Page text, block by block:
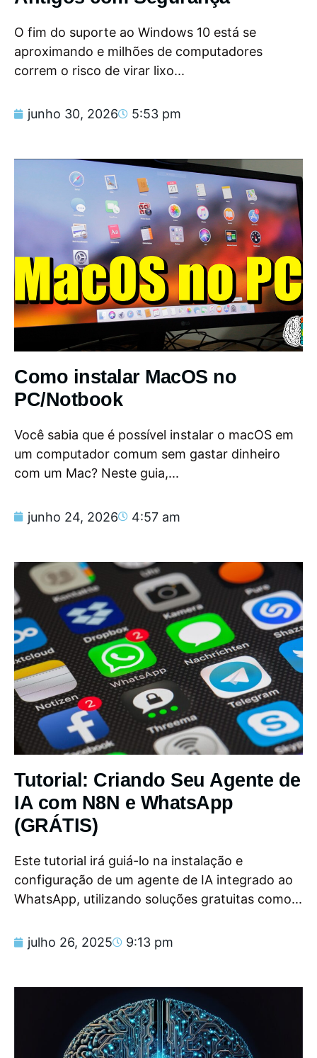
O fim do suporte ao Windows 10 está se
aproximando e milhões de computadores
correm o risco de virar lixo...
junho 30, 2026 5:53 pm
Como instalar MacOS no
PC/Notbook
Você sabia que é possível instalar o macOS em
um computador comum sem gastar dinheiro
com um Mac? Neste guia,...
junho 24, 2026 4:57 am
Tutorial: Criando Seu Agente de
IA com N8N e WhatsApp
(GRÁTIS)
Este tutorial irá guiá-lo na instalação e
configuração de um agente de IA integrado ao
WhatsApp, utilizando soluções gratuitas como...
julho 26, 2025 9:13 pm